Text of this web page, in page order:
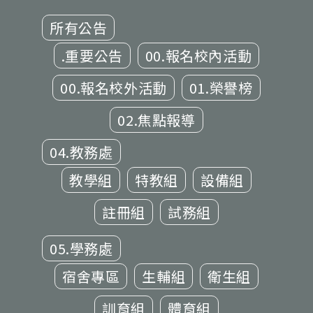
所有公告
.重要公告
00.報名校內活動
00.報名校外活動
01.榮譽榜
02.焦點報導
04.教務處
教學組
特教組
設備組
註冊組
試務組
05.學務處
宿舍專區
生輔組
衛生組
訓育組
體育組